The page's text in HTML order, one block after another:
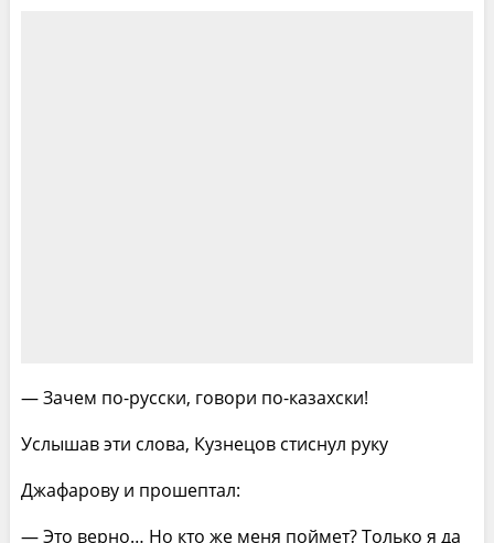
— Зачем по-русски, говори по-казахски!
Услышав эти слова, Кузнецов стиснул руку
Джафарову и прошептал:
— Это верно… Но кто же меня поймет? Только я да